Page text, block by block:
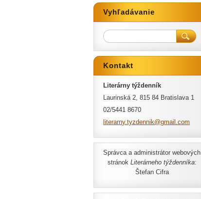
Vyhľadávanie
Kontakt
Literárny týždenník
Laurinská 2, 815 84 Bratislava 1
02/5441 8670
literarny.tyzdennik@gmai l.com
Správca a administrátor webových
stránok Literárneho týždenníka:
Štefan Cifra